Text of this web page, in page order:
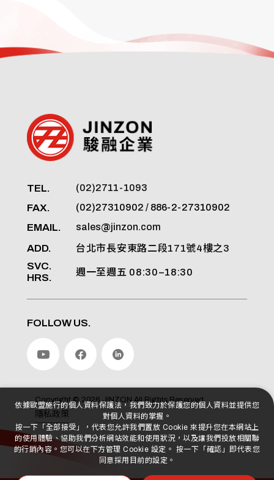
TEL. (02)2711-1093
FAX. (02)27310902 / 886-2-27310902
EMAIL. sales@jinzon.com
ADD. 台北市長安東路二段171號4樓之3
SVC.
HRS.
週一至週五 08:30–18:30
FOLLOW US.
Copyright © 2026 JINZON All Rights Reserved.
隱私政策
依據歐盟施行的個人資料保護法，我們致力於保護您的個人資料並提供您
對個人資料的掌握。
按一下「全部接受」，代表您允許我們置放 Cookie 來提升您在本網站上
的使用體驗、協助我們分析網站效能和使用狀況，以及讓我們投放相關聯
的行銷內容。您可以在下方管理 Cookie 設定。 按一下「確認」即代表您
同意採用目前的設定。